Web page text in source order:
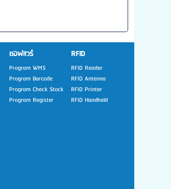
ซอฟแวร์
Program WMS
Program Barcode
Program Check Stock
Program Register
RFID
RFID Reader
RFID Antenna
RFID Printer
RFID Handheld